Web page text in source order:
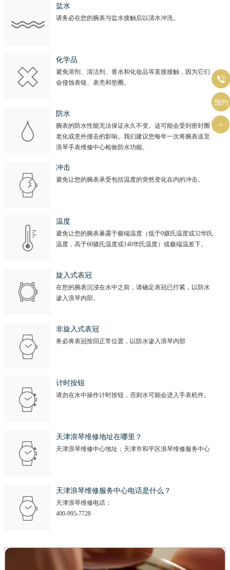
盐水
请务必在您的腕表与盐水接触后以清水冲洗。
化学品
避免溶剂、清洁剂、香水和化妆品等直接接触，因为它们
会侵蚀表链、表壳和垫圈。
防水
腕表的防水性能无法保证永久不变。这可能会受到密封圈
老化或意外撞击的影响。我们建议您每年一次将腕表送至
浪琴手表维修中心检验防水功能。
冲击
避免让您的腕表承受包括温度的突然变化在内的冲击。
温度
避免让您的腕表暴露于极端温度（低于0摄氏温度或32华氏
温度，高于60摄氏温度或140华氏温度）或极端温差下。
旋入式表冠
在您的腕表沉浸在水中之前，请确定表冠已拧紧，以防水
渗入浪琴内部。
非旋入式表冠
务必将表冠按回正常位置，以防水渗入浪琴内部
计时按钮
请勿在水中操作计时按钮，否则水可能会进入手表机件。
天津浪琴维修地址在哪里？
天津浪琴维修中心地址：天津市和平区浪琴维修服务中心
天津浪琴维修服务中心电话是什么？
天津浪琴维修电话：
400-995-7728

预约
